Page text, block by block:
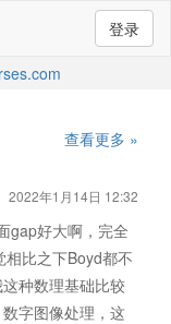
登录
查看更多 »
2022年1月14日 12:32
gap好大啊，完全
比之下Boyd都不
种数理基础比较
字图像处理，这